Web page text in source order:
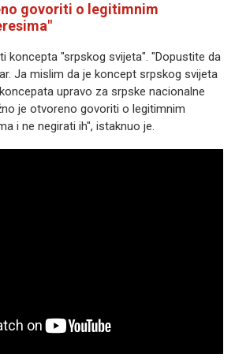
govoriti o legitimnim
koncepta "srpskog svijeta". "Dopustite da
Ja mislim da je koncept srpskog svijeta
upravo za srpske nacionalne
je otvoreno govoriti o legitimnim
i ne negirati ih", istaknuo je.